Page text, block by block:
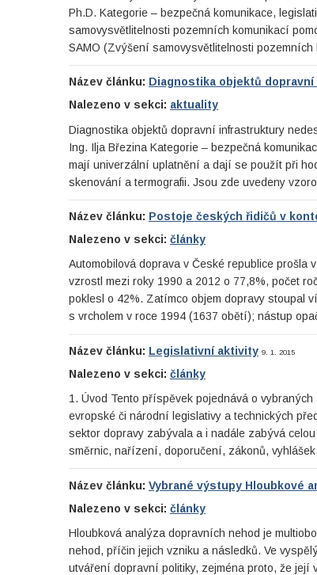
Ph.D. Kategorie – bezpečná komunikace,
samovysvětlitelnosti pozemních komunikací
SAMO (Zvýšení samovysvětlitelnosti
Název článku: Diagnostika objektů
Nalezeno v sekci: aktuality
Diagnostika objektů dopravní infrastruktury
Ing. Ilja Březina Kategorie – bezpečná
mají univerzální uplatnění a dají se použít při
skenování a termografii. Jsou zde uvedeny
Název článku: Postoje českých řidičů v
Nalezeno v sekci: články
Automobilová doprava v České republice prošla
vzrostl mezi roky 1990 a 2012 o 77,8%, počet
poklesl o 42%. Zatímco objem dopravy stoupal
s vrcholem v roce 1994 (1637 obětí); nástup
Název článku: Legislativní aktivity 9. 1. 2015
Nalezeno v sekci: články
1. Úvod Tento příspěvek pojednává o
evropské či národní legislativy a technických
sektor dopravy zabývala a i nadále zabývá
směrnic, nařízení, doporučení, zákonů,
Název článku: Vybrané výstupy Hloubkové
Nalezeno v sekci: články
Hloubková analýza dopravních nehod je
nehod, příčin jejich vzniku a následků. Ve
utváření dopravní politiky, zejména proto, že